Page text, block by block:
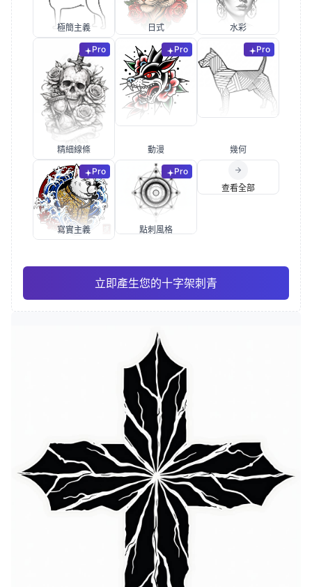
極簡主義 日式 水彩
Pro
精細線條
Pro
動漫
Pro
幾何
Pro
寫實主義
Pro
點刺風格
查看全部
立即產生您的十字架刺青